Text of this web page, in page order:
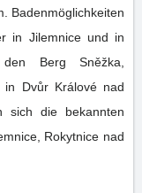
Badenmöglichkeiten
in Jilemnice und in
Berg Sněžka,
in Dvůr Králové nad
sich die bekannten
Rokytnice nad